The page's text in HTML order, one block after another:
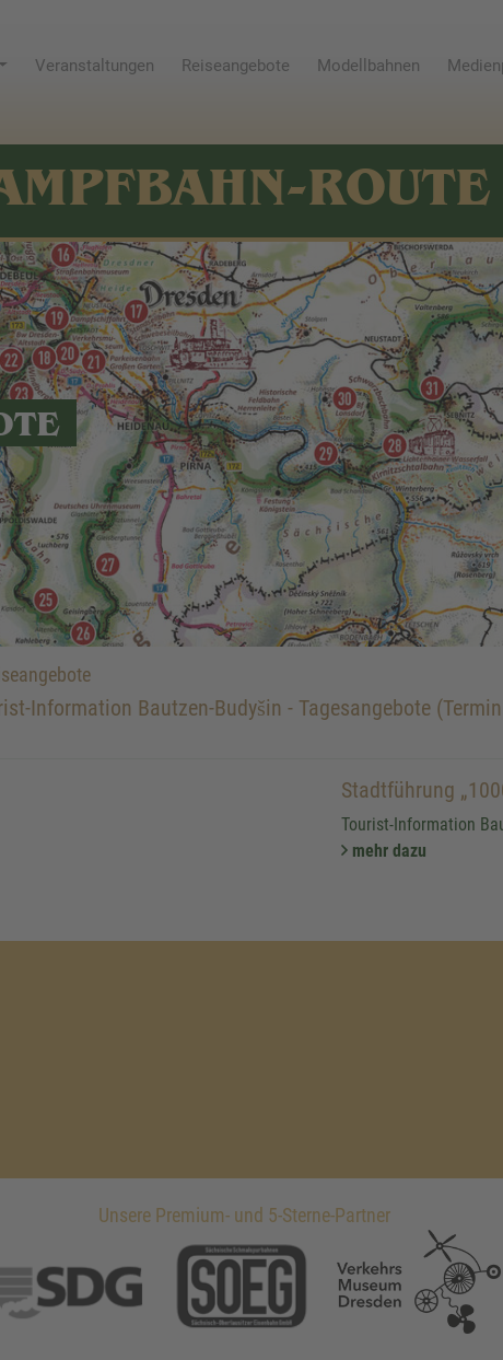
Veranstaltungen Reiseangebote Modellbahnen
ROUTE
Information Bautzen-Budyšin - Tagesangebote
Stadtführung
Tourist-Information
mehr dazu
Unsere Premium- und 5-Sterne-Partner